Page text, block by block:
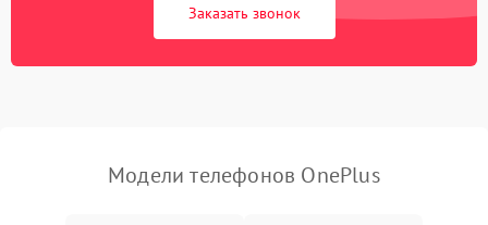
Заказать звонок
Модели телефонов OnePlus